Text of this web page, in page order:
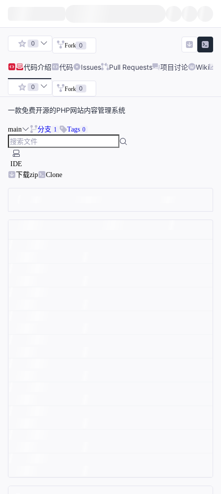
0 Fork 0
代码介绍 代码 Issues Pull Requests 项目讨论 Wiki
0 Fork 0
一款免费开源的PHP网站内容管理系统
main 分支 1 Tags 0
IDE
下载zip
Clone